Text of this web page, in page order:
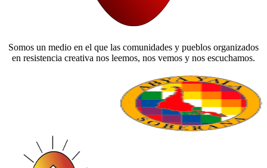
Somos un medio en el que las comunidades y pueblos organizados
en resistencia creativa nos leemos, nos vemos y nos escuchamos.